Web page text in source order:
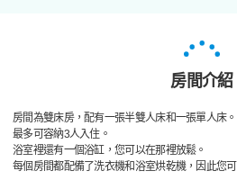
房間介紹
房間為雙床房，配有一張半雙人床和一張單人床。
最多可容納3人入住。
浴室裡還有一個浴缸，您可以在那裡放鬆。
每個房間都配備了洗衣機和浴室烘乾機，因此您可